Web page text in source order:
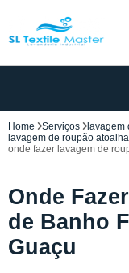
Home Serviços
lavagem
lavagem de roupão
onde fazer lavagem de
Onde
de Banho
Guaçu